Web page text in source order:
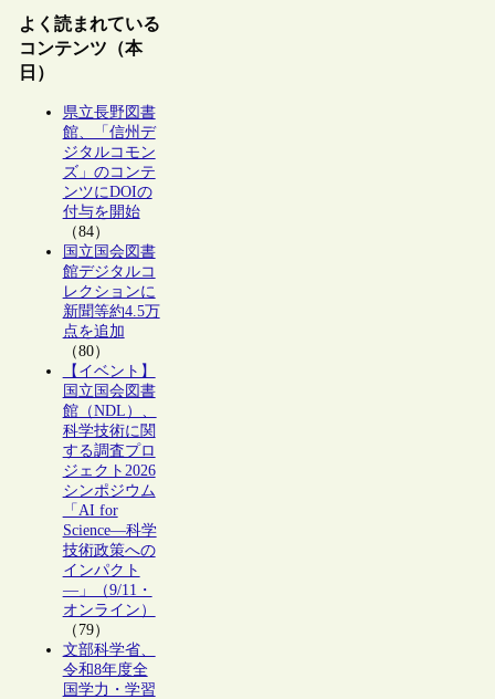
よく読まれている
コンテンツ（本
日）
県立長野図書
館、「信州デ
ジタルコモン
ズ」のコンテ
ンツにDOIの
付与を開始
（84）
国立国会図書
館デジタルコ
レクションに
新聞等約4.5万
点を追加
（80）
【イベント】
国立国会図書
館（NDL）、
科学技術に関
する調査プロ
ジェクト2026
シンポジウム
「AI for
Science―科学
技術政策への
インパクト
―」（9/11・
オンライン）
（79）
文部科学省、
令和8年度全
国学力・学習